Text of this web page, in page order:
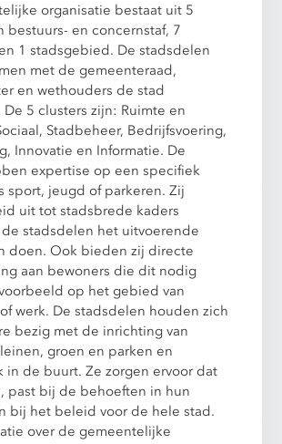
organisatie bestaat uit 5
bestuurs- en concernstaf, 7
1 stadsgebied. De stadsdelen
met de gemeenteraad,
en wethouders de stad
5 clusters zijn: Ruimte en
Stadbeheer, Bedrijfsvoering,
Innovatie en Informatie. De
expertise op een specifiek
sport, jeugd of parkeren. Zij
uit tot stadsbrede kaders
stadsdelen het uitvoerende
doen. Ook bieden zij directe
aan bewoners die dit nodig
op het gebied van
werk. De stadsdelen houden zich
bezig met de inrichting van
groen en parken en
in de buurt. Ze zorgen ervoor dat
past bij de behoeften in hun
bij het beleid voor de hele stad.
over de gemeentelijke